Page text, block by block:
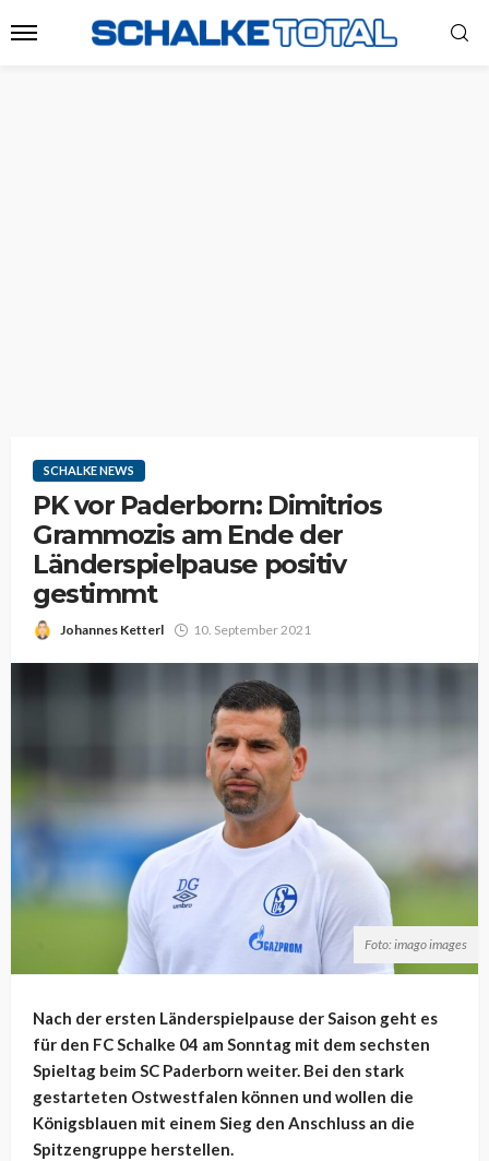
SCHALKE NEWS
PK vor Paderborn: Dimitrios
Grammozis am Ende der
Länderspielpause positiv
gestimmt
Johannes Ketterl 10. September 2021
Foto: imago images
Nach der ersten Länderspielpause der Saison geht es
für den FC Schalke 04 am Sonntag mit dem sechsten
Spieltag beim SC Paderborn weiter. Bei den stark
gestarteten Ostwestfalen können und wollen die
Königsblauen mit einem Sieg den Anschluss an die
Spitzengruppe herstellen.